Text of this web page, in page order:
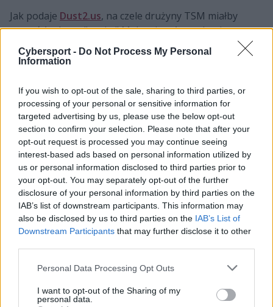
Cybersport - Do Not Process My Personal
Information
If you wish to opt-out of the sale, sharing to third parties, or
processing of your personal or sensitive information for
targeted advertising by us, please use the below opt-out
section to confirm your selection. Please note that after your
opt-out request is processed you may continue seeing
interest-based ads based on personal information utilized by
us or personal information disclosed to third parties prior to
your opt-out. You may separately opt-out of the further
disclosure of your personal information by third parties on the
IAB’s list of downstream participants. This information may
also be disclosed by us to third parties on the IAB’s List of
Downstream Participants that may further disclose it to other
Personal Data Processing Opt Outs
I want to opt-out of the Sharing of my
personal data.
Jak podaje Dust2.us, na czele drużyny TSM miałby
stanąć Anthony "vanity" Malaspina. Amerykanin
niedawno zdecydował się zakończyć czteroletnią
przygodę z VALORANTEM, gdzie reprezentował m.in.
mówiło się, że to właśnie jego włodarze Teamu SoloMid
upatrzyli sobie jako lidera nowej ekipy. Co ciekawe, do
niedawna wydawało się, że 26-latek zasili szeregi
FLUFFY AIMERS, gdzie był testowany. Finalnie jednak
marka ta... zrezygnowała ze swojego dotychczasowego
zespołu, decydując się na stworzenie czegoś nowego. I
tutaj właśnie otworzyły się drzwi przed TSM-em, który
ma przy okazji zgarnąć też drugiego sprawdzanego
przez FA, Edgara "MarKE'A" Maldonado.
Więcej informacji o zimowych transferach na scenie